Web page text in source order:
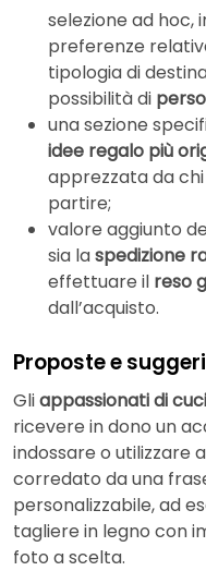
selezione ad hoc,
preferenze
tipologia di
possibilità di
una sezione
idee regalo più
apprezzata da
partire;
valore aggiunto
sia laspedizione
effettuare il reso
dall’acquisto.
Proposte e
Gliappassionati di
ricevere in dono un
indossare o utilizzare
corredato da una
personalizzabile, ad
tagliere in legno con
foto a scelta.